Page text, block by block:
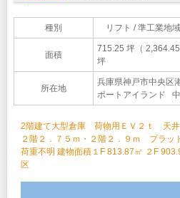
種別 リフト / 準工業地域
面積
715.25 坪（ 2,364.45
坪
所在地
兵庫県神戸市中央区
ポートアイランド
2階建て大型倉庫 荷物用ＥＶ２ｔ 天井
２階２．７５ｍ・２階２．９ｍ プラ
荷重不明 建物面積１F 813.87㎡ ２F
区